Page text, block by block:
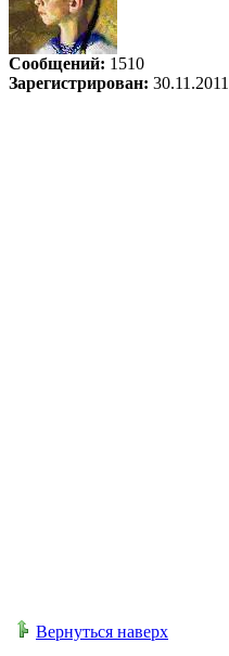
Сообщений: 1510
Зарегистрирован: 30.11.2011
Вернуться наверх